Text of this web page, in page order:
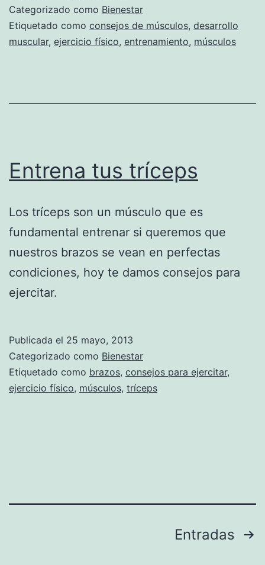
Categorizado como Bienestar
Etiquetado como consejos de músculos, desarrollo
muscular, ejercicio físico, entrenamiento, músculos
Entrena tus tríceps
Los tríceps son un músculo que es
fundamental entrenar si queremos que
nuestros brazos se vean en perfectas
condiciones, hoy te damos consejos para
ejercitar.
Publicada el 25 mayo, 2013
Categorizado como Bienestar
Etiquetado como brazos, consejos para ejercitar,
ejercicio físico, músculos, tríceps
Entradas